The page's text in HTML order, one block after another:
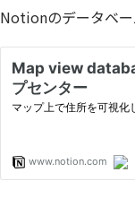
Notionのデータベー